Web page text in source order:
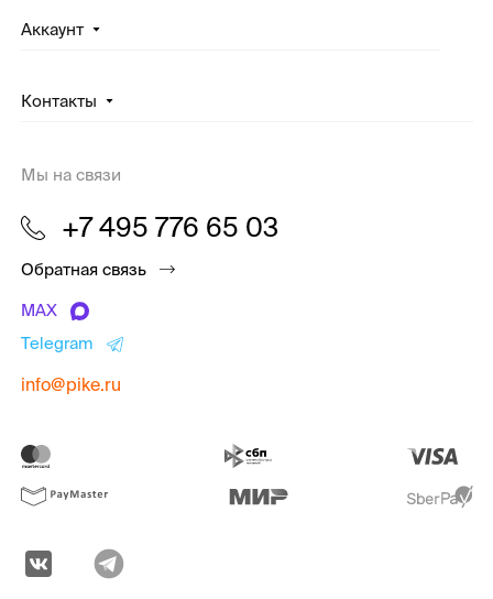
Аккаунт
Контакты
Мы на связи
+7 495 776 65 03
Обратная связь
MAX
Telegram
info@pike.ru